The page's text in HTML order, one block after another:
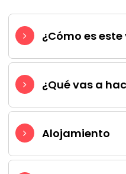
¿Cómo es
¿Qué vas a
Alojamiento